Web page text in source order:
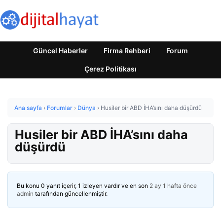
Güncel Haberler Firma Rehberi Forum
Çerez Politikası
Ana sayfa › Forumlar › Dünya › Husiler bir ABD İHA’sını daha düşürdü
Husiler bir ABD İHA’sını daha
düşürdü
Bu konu 0 yanıt içerir, 1 izleyen vardır ve en son 2 ay 1 hafta önce
admin tarafından güncellenmiştir.